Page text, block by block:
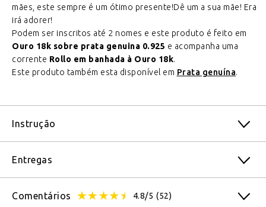
mães, este sempre é um ótimo presente!Dê um a sua mãe! Era
irá adorer!
Podem ser inscritos até 2 nomes e este produto é feito em
Ouro 18k sobre prata genuina 0.925 e acompanha uma
corrente Rollo em banhada à Ouro 18k.
Este produto também esta disponível em Prata genuína.
Instrução
Entregas
Comentários 4.8/5 (52)